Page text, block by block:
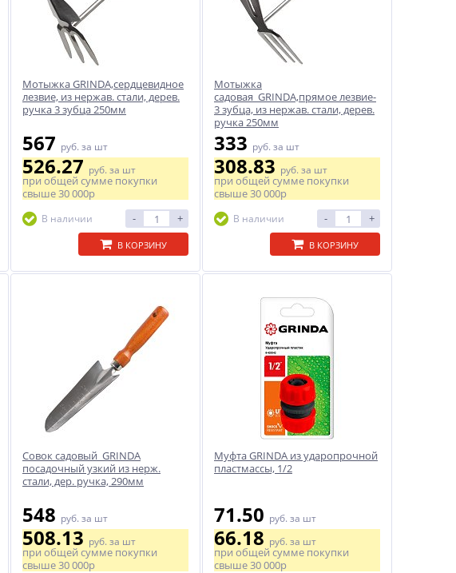
Мотыжка GRINDA,сердцевидное
лезвие, из нержав. стали, дерев.
ручка 3 зубца 250мм
567 руб. за шт
526.27руб. за шт
при общей сумме покупки
свыше30 000р
В наличии - +
В КОРЗИНУ
Мотыжка
садовая GRINDA,прямое лезвие-
3 зубца, из нержав. стали, дерев.
ручка 250мм
333 руб. за шт
308.83руб. за шт
при общей сумме покупки
свыше30 000р
В наличии - +
В КОРЗИНУ
Совок садовый GRINDA
посадочный узкий из нерж.
стали, дер. ручка, 290мм
548 руб. за шт
508.13руб. за шт
при общей сумме покупки
свыше30 000р
Муфта GRINDA из ударопрочной
пластмассы, 1/2
71.50 руб. за шт
66.18руб. за шт
при общей сумме покупки
свыше30 000р